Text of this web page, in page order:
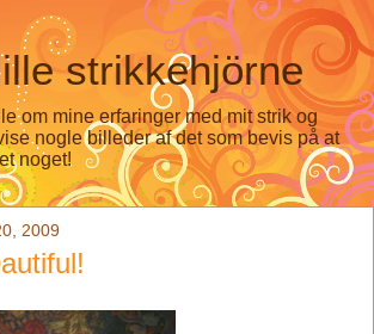
strikkehjörne
om mine erfaringer med mit strik og
nogle billeder af det som bevis på at
noget!
2009